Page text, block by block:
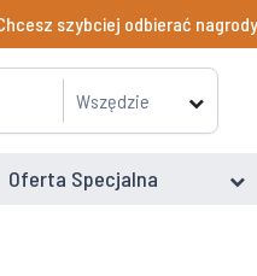
szybciej odbierać
Wszędzie
Oferta Specjalna